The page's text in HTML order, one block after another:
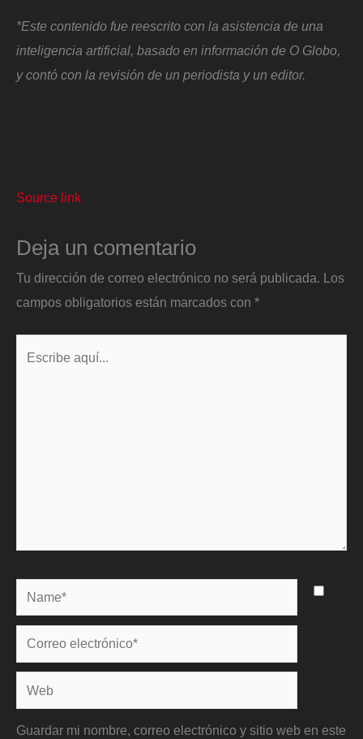
*Este contenido fue reescrito con la asistencia de una
inteligencia artificial, basado en información de O Globo,
y contó con la revisión de un periodista y un editor.
Source link
Deja un comentario
Tu dirección de correo electrónico no será publicada. Los
campos obligatorios están marcados con *
Name*
Correo
electrónico*
Web
Guardar mi nombre, correo electrónico y sitio web en este